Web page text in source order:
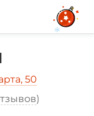
50
)